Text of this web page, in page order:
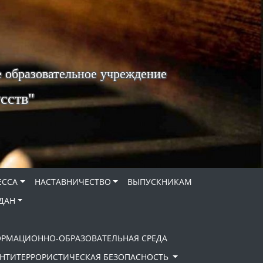
учреждение
НАСТАВНИЧЕСТВО
ВЫПУСКНИКАМ
ОБРАЗОВАТЕЛЬНАЯ СРЕДА
БЕЗОПАСНОСТЬ